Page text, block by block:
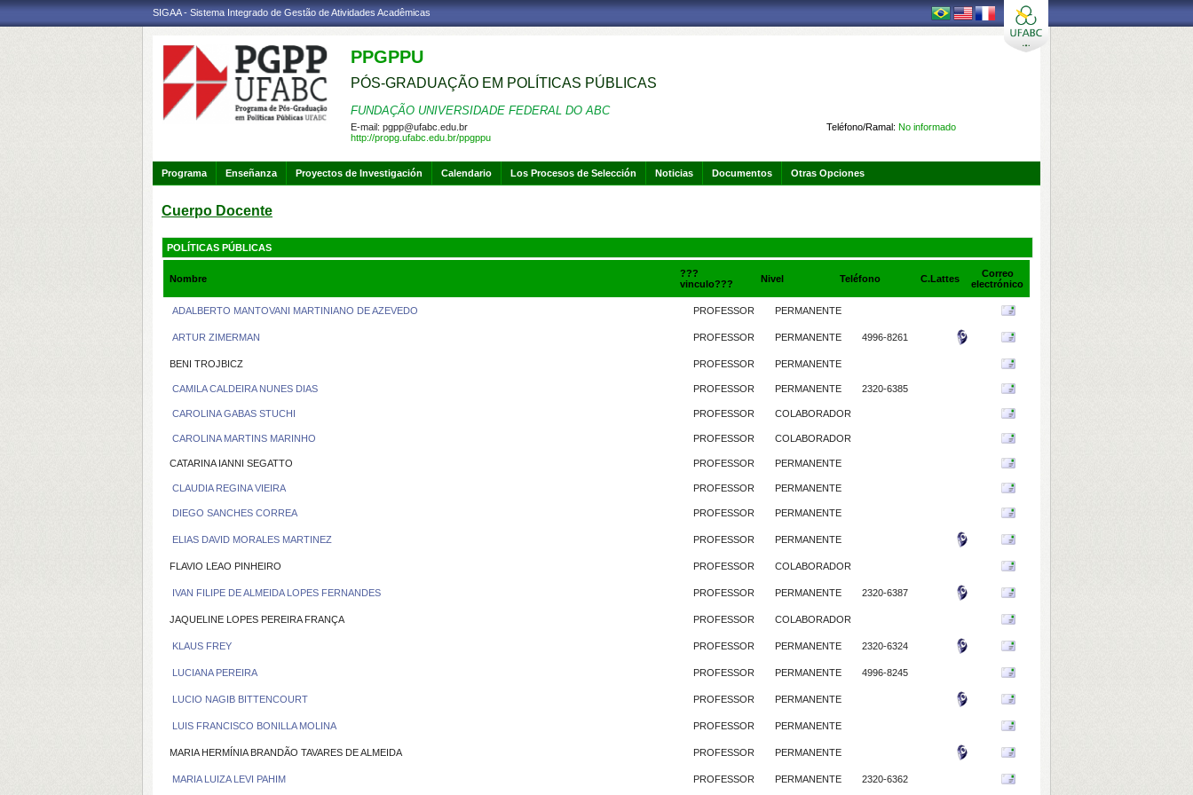
SIGAA - Sistema Integrado de Gestão de Atividades Acadêmicas
PPGPPU
PÓS-GRADUAÇÃO EM POLÍTICAS PÚBLICAS
FUNDAÇÃO UNIVERSIDADE FEDERAL DO ABC
Teléfono/Ramal: No informado
E-mail: pgpp@ufabc.edu.br
http://propg.ufabc.edu.br/ppgppu
Programa Enseñanza Proyectos de Investigación Calendario Los Procesos de Selección Noticias Documentos Otras Opciones
Cuerpo Docente
POLÍTICAS PÚBLICAS
Nombre
???
vinculo???
Nivel Teléfono C.Lattes
Correo
electrónico
ADALBERTO MANTOVANI MARTINIANO DE AZEVEDO PROFESSOR PERMANENTE
ARTUR ZIMERMAN PROFESSOR PERMANENTE 4996-8261
BENI TROJBICZ PROFESSOR PERMANENTE
CAMILA CALDEIRA NUNES DIAS PROFESSOR PERMANENTE 2320-6385
CAROLINA GABAS STUCHI PROFESSOR COLABORADOR
CAROLINA MARTINS MARINHO PROFESSOR COLABORADOR
CATARINA IANNI SEGATTO PROFESSOR PERMANENTE
CLAUDIA REGINA VIEIRA PROFESSOR PERMANENTE
DIEGO SANCHES CORREA PROFESSOR PERMANENTE
ELIAS DAVID MORALES MARTINEZ PROFESSOR PERMANENTE
FLAVIO LEAO PINHEIRO PROFESSOR COLABORADOR
IVAN FILIPE DE ALMEIDA LOPES FERNANDES PROFESSOR PERMANENTE 2320-6387
JAQUELINE LOPES PEREIRA FRANÇA PROFESSOR COLABORADOR
KLAUS FREY PROFESSOR PERMANENTE 2320-6324
LUCIANA PEREIRA PROFESSOR PERMANENTE 4996-8245
LUCIO NAGIB BITTENCOURT PROFESSOR PERMANENTE
LUIS FRANCISCO BONILLA MOLINA PROFESSOR PERMANENTE
MARIA HERMÍNIA BRANDÃO TAVARES DE ALMEIDA PROFESSOR PERMANENTE
MARIA LUIZA LEVI PAHIM PROFESSOR PERMANENTE 2320-6362